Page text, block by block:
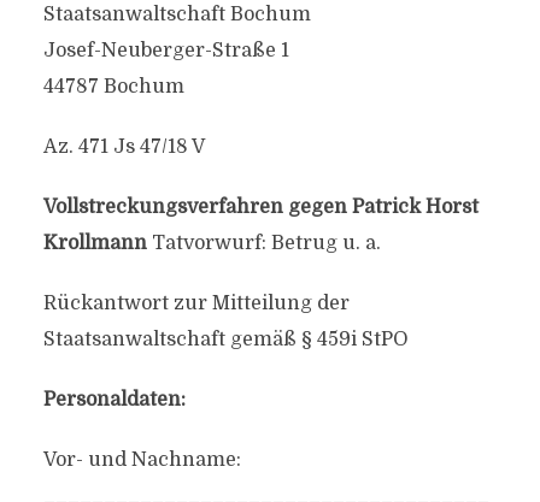
Staatsanwaltschaft Bochum
Josef-Neuberger-Straße 1
44787 Bochum
Az. 471 Js 47/18 V
Vollstreckungsverfahren gegen Patrick Horst
KrollmannTatvorwurf: Betrug u. a.
Rückantwort zur Mitteilung der
Staatsanwaltschaft gemäß § 459i StPO
Personaldaten:
Vor- und Nachname: